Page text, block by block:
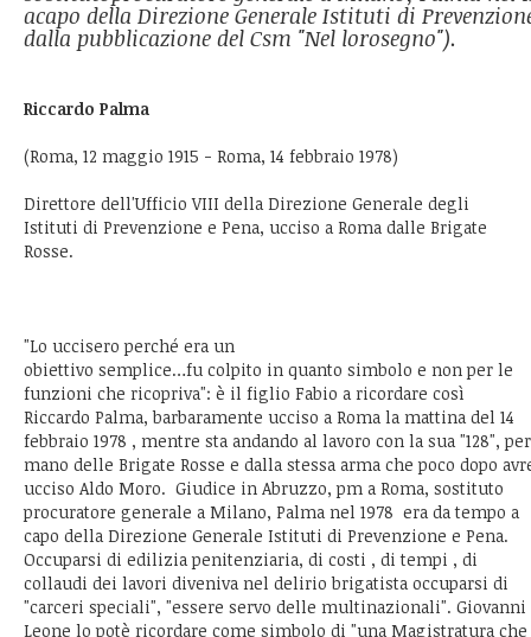
acapo della Direzione Generale Istituti di
dalla pubblicazione del Csm "Nel lorosegno").
Riccardo Palma
(Roma, 12 maggio 1915 - Roma, 14 febbraio 1978)
Direttore dell'Ufficio VIII della Direzione Generale degli
Istituti di Prevenzione e Pena, ucciso a Roma dalle Brigate
Rosse.
"Lo uccisero perché era un
obiettivo semplice…fu colpito in quanto simbolo e non per le
funzioni che ricopriva": è il figlio Fabio a ricordare così
Riccardo Palma, barbaramente ucciso a Roma la mattina del 14
febbraio 1978 , mentre sta andando al lavoro con la sua "128", per
mano delle Brigate Rosse e dalla stessa arma che poco dopo
ucciso Aldo Moro. Giudice in Abruzzo, pm a Roma, sostituto
procuratore generale a Milano, Palma nel 1978 era da tempo a
capo della Direzione Generale Istituti di Prevenzione e Pena.
Occuparsi di edilizia penitenziaria, di costi , di tempi , di
collaudi dei lavori diveniva nel delirio brigatista occuparsi di
"carceri speciali", "essere servo delle multinazionali". Giovanni
Leone lo potè ricordare come simbolo di "una Magistratura